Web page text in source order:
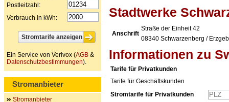
Stadtwerke
Anschrift
Straße der Einheit 42
08340 Schwarzenberg /
Informationen zu
Tarife für Privatkunden
Tarife für Geschäftskunden
Stromtarife für Privatkunden
Postleitzahl:
Verbrauch in kWh:
Ein Service von Verivox (AGB &
Datenschutzbestimmungen).
Stromanbieter
Stromanbieter